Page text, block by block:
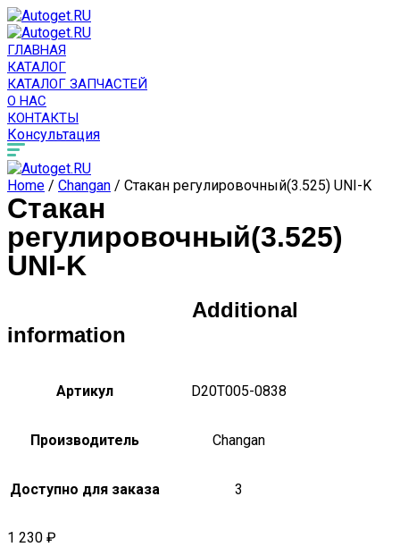
ГЛАВНАЯ
КАТАЛОГ
КАТАЛОГ ЗАПЧАСТЕЙ
О НАС
КОНТАКТЫ
Консультация
Home / Changan / Стакан регулировочный(3.525) UNI-K
Стакан
регулировочный(3.525)
UNI-K
Additional
information
Артикул D20T005-0838
Производитель Changan
Доступно для заказа 3
1 230 ₽